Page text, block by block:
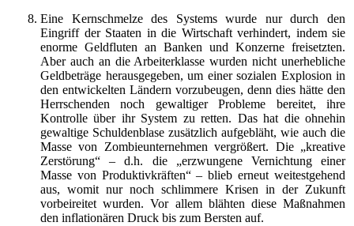
Eine Kernschmelze des Systems wurde nur durch den
Eingriff der Staaten in die Wirtschaft verhindert, indem sie
enorme Geldfluten an Banken und Konzerne freisetzten.
Aber auch an die Arbeiterklasse wurden nicht unerhebliche
Geldbeträge herausgegeben, um einer sozialen Explosion in
den entwickelten Ländern vorzubeugen, denn dies hätte den
Herrschenden noch gewaltiger Probleme bereitet, ihre
Kontrolle über ihr System zu retten. Das hat die ohnehin
gewaltige Schuldenblase zusätzlich aufgebläht, wie auch die
Masse von Zombieunternehmen vergrößert. Die „kreative
Zerstörung“ – d.h. die „erzwungene Vernichtung einer
Masse von Produktivkräften“ – blieb erneut weitestgehend
aus, womit nur noch schlimmere Krisen in der Zukunft
vorbeireitet wurden. Vor allem blähten diese Maßnahmen
den inflationären Druck bis zum Bersten auf.